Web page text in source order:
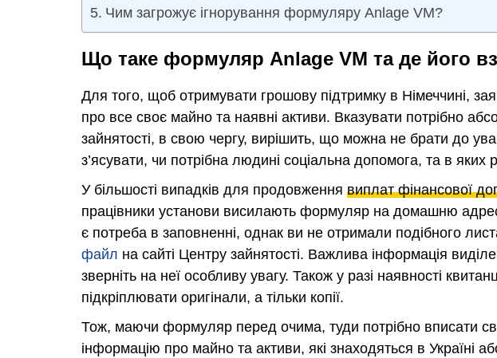
Чим загрожує ігнорування формуляру Anlage VM?
Що таке формуляр Anlage VM та де його
Для того, щоб отримувати грошову підтримку в Німеччині,
про все своє майно та наявні активи. Вказувати потрібно
зайнятості, в свою чергу, вирішить, що можна не брати до
з’ясувати, чи потрібна людині соціальна допомога, та в яких
У більшості випадків для продовження виплат фінансової
працівники установи висилають формуляр на домашню
є потреба в заповненні, однак ви не отримали подібного
файл на сайті Центру зайнятості. Важлива інформація
зверніть на неї особливу увагу. Також у разі наявності
підкріплювати оригінали, а тільки копії.
Тож, маючи формуляр перед очима, туди потрібно вписати
інформацію про майно та активи, які знаходяться в Україні